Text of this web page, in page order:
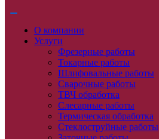
О компании
Услуги
Фрезерные работы
Токарные работы
Шлифовальные работы
Сварочные работы
ТВЧ обработка
Слесарные работы
Термическая обработка
Стеклоструйные работы